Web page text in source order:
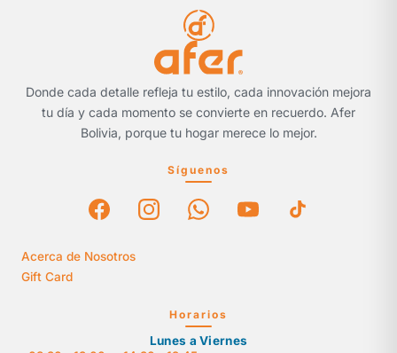
Donde cada detalle refleja tu estilo, cada innovación mejora
tu día y cada momento se convierte en recuerdo. Afer
Bolivia, porque tu hogar merece lo mejor.
Síguenos
Acerca de Nosotros
Gift Card
Horarios
Lunes a Viernes